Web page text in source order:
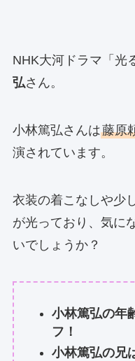
NHK大河ドラマ「光
弘さん。
小林篤弘さんは藤原
演されています。
衣装の着こなしや少
が光っており、気に
いでしょうか？
小林篤弘の年
フ！
小林篤弘の兄